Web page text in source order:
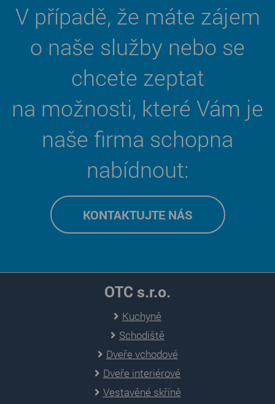
V případě, že máte zájem
o naše služby nebo se
chcete zeptat
na možnosti, které Vám je
naše firma schopna
nabídnout:
KONTAKTUJTE NÁS
OTC s.r.o.
Kuchyně
Schodiště
Dveře vchodové
Dveře interiérové
Vestavěné skříně